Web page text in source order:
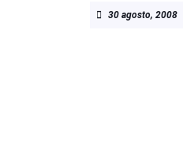
30 agosto, 2008